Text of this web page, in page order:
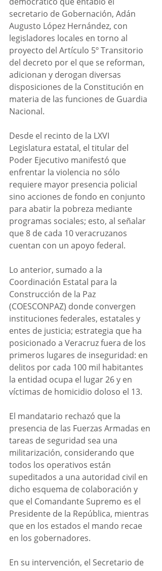
secretario de Gobernación, Adán
Augusto López Hernández, con
legisladores locales en torno al
proyecto del Artículo 5º Transitorio
del decreto por el que se reforman,
adicionan y derogan diversas
disposiciones de la Constitución en
materia de las funciones de Guardia
Nacional.
Desde el recinto de la LXVI
Legislatura estatal, el titular del
Poder Ejecutivo manifestó que
enfrentar la violencia no sólo
requiere mayor presencia policial
sino acciones de fondo en conjunto
para abatir la pobreza mediante
programas sociales; esto, al señalar
que 8 de cada 10 veracruzanos
cuentan con un apoyo federal.
Lo anterior, sumado a la
Coordinación Estatal para la
Construcción de la Paz
(COESCONPAZ) donde convergen
instituciones federales, estatales y
entes de justicia; estrategia que ha
posicionado a Veracruz fuera de los
primeros lugares de inseguridad: en
delitos por cada 100 mil habitantes
la entidad ocupa el lugar 26 y en
víctimas de homicidio doloso el 13.
El mandatario rechazó que la
presencia de las Fuerzas Armadas en
tareas de seguridad sea una
militarización, considerando que
todos los operativos están
supeditados a una autoridad civil en
dicho esquema de colaboración y
que el Comandante Supremo es el
Presidente de la República, mientras
que en los estados el mando recae
en los gobernadores.
En su intervención, el Secretario de